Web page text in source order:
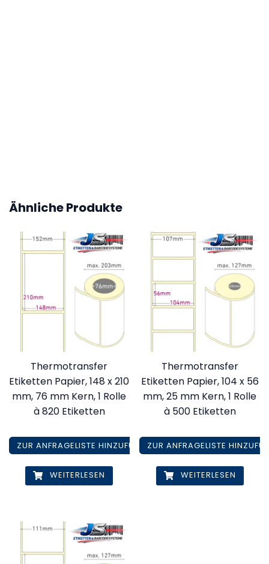
Ähnliche Produkte
Thermotransfer
Etiketten Papier, 148 x 210
mm, 76 mm Kern, 1 Rolle
à 820 Etiketten
ZUR ANFRAGELISTE HINZUFÜGEN
WEITERLESEN
Thermotransfer
Etiketten Papier, 104 x 56
mm, 25 mm Kern, 1 Rolle
à 500 Etiketten
ZUR ANFRAGELISTE
WEITERLESEN